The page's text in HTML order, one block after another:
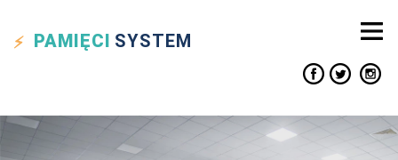
PAMIĘCI SYSTEM